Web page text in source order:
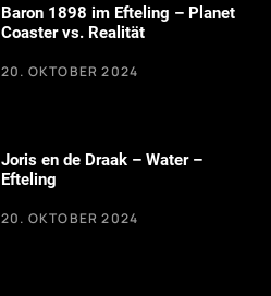
Baron 1898 im Efteling – Planet
Coaster vs. Realität
20. OKTOBER 2024
Joris en de Draak – Water –
Efteling
20. OKTOBER 2024